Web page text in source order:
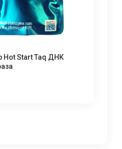
Hot Start Taq ДНК